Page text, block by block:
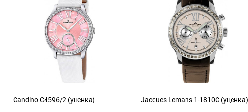
Candino C4596/2 (уценка) Jacques Lemans 1-1810C (уценка)